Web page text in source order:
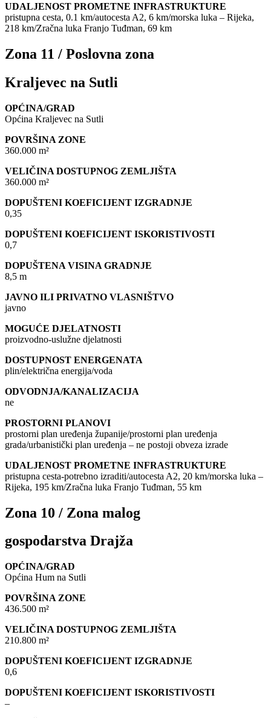
UDALJENOST PROMETNE INFRASTRUKTURE
pristupna cesta, 0.1 km/autocesta A2, 6 km/morska luka – Rijeka,
218 km/Zračna luka Franjo Tuđman, 69 km
Zona 11 / Poslovna zona
Kraljevec na Sutli
OPĆINA/GRAD
Općina Kraljevec na Sutli
POVRŠINA ZONE
360.000 m²
VELIČINA DOSTUPNOG ZEMLJIŠTA
360.000 m²
DOPUŠTENI KOEFICIJENT IZGRADNJE
0,35
DOPUŠTENI KOEFICIJENT ISKORISTIVOSTI
0,7
DOPUŠTENA VISINA GRADNJE
8,5 m
JAVNO ILI PRIVATNO VLASNIŠTVO
javno
MOGUĆE DJELATNOSTI
proizvodno-uslužne djelatnosti
DOSTUPNOST ENERGENATA
plin/električna energija/voda
ODVODNJA/KANALIZACIJA
ne
PROSTORNI PLANOVI
prostorni plan uređenja županije/prostorni plan uređenja
grada/urbanistički plan uređenja – ne postoji obveza izrade
UDALJENOST PROMETNE INFRASTRUKTURE
pristupna cesta-potrebno izraditi/autocesta A2, 20 km/morska luka –
Rijeka, 195 km/Zračna luka Franjo Tuđman, 55 km
Zona 10 / Zona malog
gospodarstva Drajža
OPĆINA/GRAD
Općina Hum na Sutli
POVRŠINA ZONE
436.500 m²
VELIČINA DOSTUPNOG ZEMLJIŠTA
210.800 m²
DOPUŠTENI KOEFICIJENT IZGRADNJE
0,6
DOPUŠTENI KOEFICIJENT ISKORISTIVOSTI
–